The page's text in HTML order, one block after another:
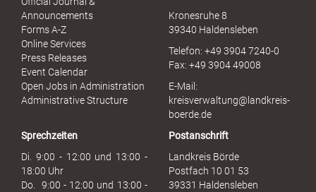
u
h
Announcements
Forms A-Z
Online Services
Press Releases
Event Calendar
Open Jobs in Administration
Administrative Structure
Kronesruhe 8
39340 Haldensleben
Telefon: +49 3904 7240-0
Fax: +49 3904 49008
E-Mail:
kreisverwaltung@landkreis-
boerde.de
Sprechzeiten
Di. 9:00 - 12:00 und 13:00 -
18:00 Uhr
Do. 9:00 - 12:00 und 13:00 -
Postanschrift
Landkreis Börde
Postfach 10 01 53
39331 Haldensleben